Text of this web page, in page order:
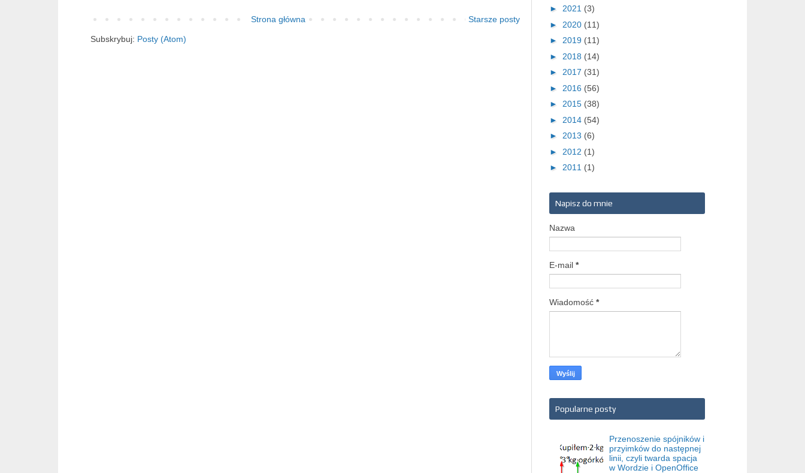
Starsze posty
Strona główna
Subskrybuj: Posty (Atom)
► 2021 (3)
► 2020 (11)
► 2019 (11)
► 2018 (14)
► 2017 (31)
► 2016 (56)
► 2015 (38)
► 2014 (54)
► 2013 (6)
► 2012 (1)
► 2011 (1)
Napisz do mnie
Nazwa
E-mail *
Wiadomość *
Popularne posty
Przenoszenie spójników i
przyimków do następnej
linii, czyli twarda spacja
w Wordzie i OpenOffice